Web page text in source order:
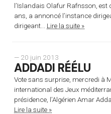
l’Islandais Olafur Rafnsson, est
ans, a annoncé l’instance
dirigeant... Lire la suite »
— 20 juin 2013
ADDADI RÉÉLU
Vote sans surprise, mercredi à
international des Jeux
présidence, l’Algérien Amar
Lire la suite »